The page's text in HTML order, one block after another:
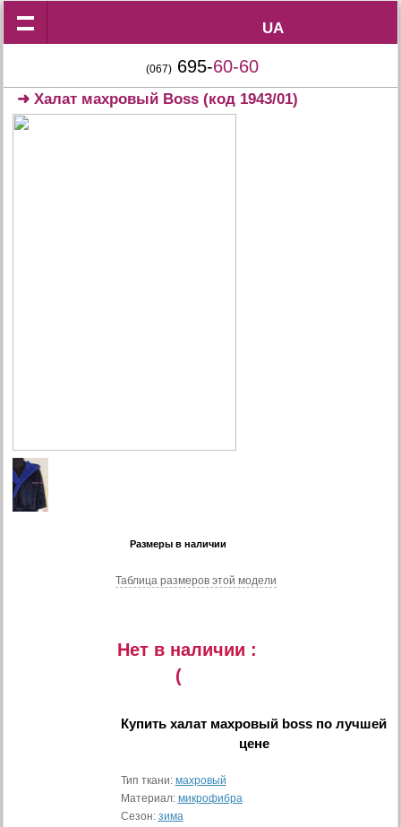
UA
UA
(067) 695-60-60
➜Халат махровый Boss (код 1943/01)
Размеры в наличии
Таблица размеров этой модели
Нет в наличии :
(
Купитьхалат махровый boss по лучшей
цене
Тип ткани: махровый
Материал: микрофибра
Сезон: зима